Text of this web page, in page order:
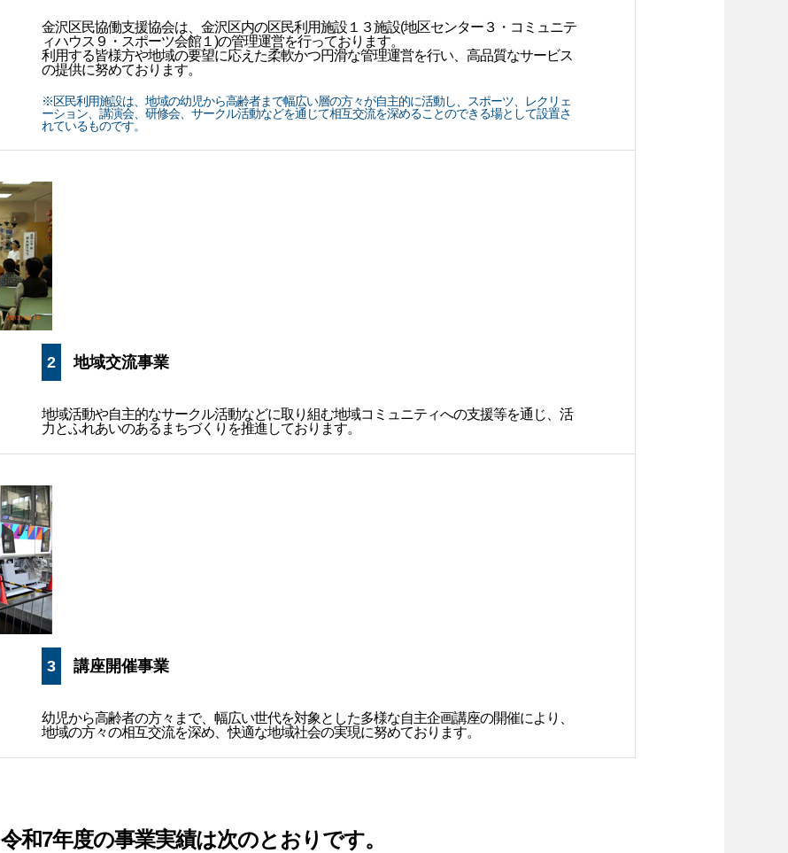
金沢区民協働支援協会は、金沢区内の区民利用施設１３施設(地区センター３・コミュニテ
ィハウス９・スポーツ会館１)の管理運営を行っております。
利用する皆様方や地域の要望に応えた柔軟かつ円滑な管理運営を行い、高品質なサービス
の提供に努めております。
※区民利用施設は、地域の幼児から高齢者まで幅広い層の方々が自主的に活動し、スポーツ、レクリェ
ーション、講演会、研修会、サークル活動などを通じて相互交流を深めることのできる場として設置さ
れているものです。
2 地域交流事業
地域活動や自主的なサークル活動などに取り組む地域コミュニティへの支援等を通じ、活
力とふれあいのあるまちづくりを推進しております。
3 講座開催事業
幼児から高齢者の方々まで、幅広い世代を対象とした多様な自主企画講座の開催により、
地域の方々の相互交流を深め、快適な地域社会の実現に努めております。
令和7年度の事業実績は次のとおりです。